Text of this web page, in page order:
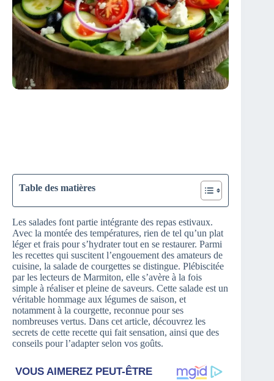
Table des matières
Les salades font partie intégrante des repas estivaux.
Avec la montée des températures, rien de tel qu’un plat
léger et frais pour s’hydrater tout en se restaurer. Parmi
les recettes qui suscitent l’engouement des amateurs de
cuisine, la salade de courgettes se distingue. Plébiscitée
par les lecteurs de Marmiton, elle s’avère à la fois
simple à réaliser et pleine de saveurs. Cette salade est un
véritable hommage aux légumes de saison, et
notamment à la courgette, reconnue pour ses
nombreuses vertus. Dans cet article, découvrez les
secrets de cette recette qui fait sensation, ainsi que des
conseils pour l’adapter selon vos goûts.